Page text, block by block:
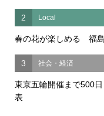
2 Local
春の花が楽しめる 福
3 社会・経済
東京五輪開催まで500
表